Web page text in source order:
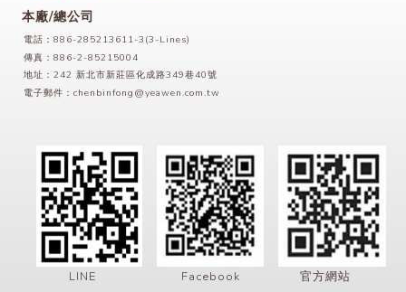
本廠/總公司
電話：886-285213611-3(3-Lines)
傳真：886-2-85215004
地址：242 新北市新莊區化成路349巷40號
電子郵件：chenbinfong@yeawen.com.tw
LINE Facebook 官方網站